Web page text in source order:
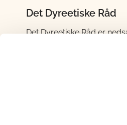
Det Dyreetiske Råd
Det Dyreetiske Råd er
fastsættelsen af regler
fungerer uafhængigt af
typisk om overordnede
desuden informations-